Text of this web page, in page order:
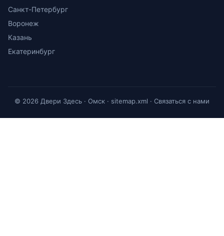
Санкт-Петербург
Воронеж
Казань
Екатеринбург
© 2026 Двери Здесь · Омск · sitemap.xml · Связаться с нами